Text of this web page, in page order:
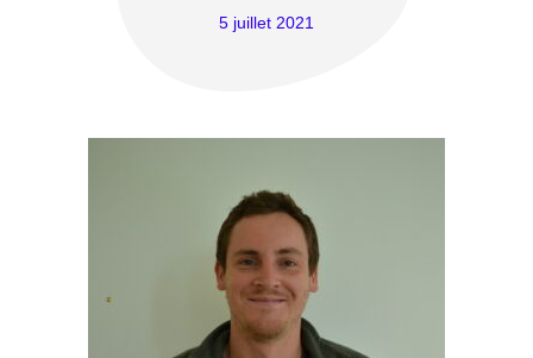
5 juillet 2021